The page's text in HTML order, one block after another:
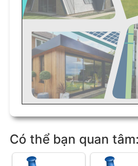
Có thể bạn quan tâm: